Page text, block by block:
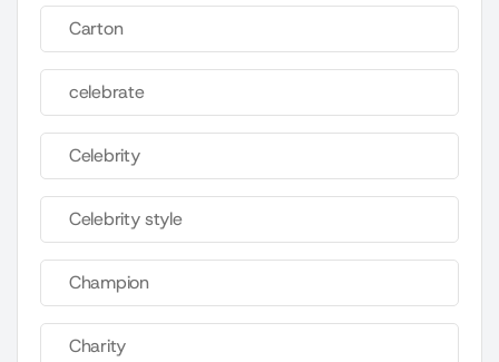
Carton
celebrate
Celebrity
Celebrity style
Champion
Charity